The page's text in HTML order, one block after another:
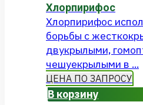
Хлорпирифос
Хлорпирифос
борьбы с
двукрылыми,
чешуекрылыми в ...
ЦЕНА ПО ЗАПРОСУ
В корзину